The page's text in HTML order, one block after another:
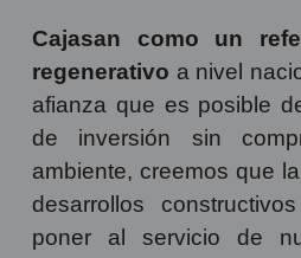
Cajasan como un
regenerativo a nivel
afianza que es posible
de inversión sin
ambiente, creemos que
desarrollos
poner al servicio de